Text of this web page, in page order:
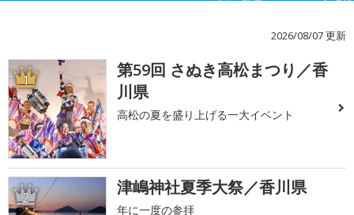
2026/08/07 更新
1
第59回 さぬき高松まつり／香
川県
高松の夏を盛り上げる一大イベント
2 津嶋神社夏季大祭／香川県
年に一度の参拝